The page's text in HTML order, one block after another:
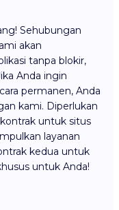
Sehubungan
akan
tanpa blokir,
Anda ingin
permanen, Anda
kami. Diperlukan
untuk situs
layanan
kedua untuk
untuk Anda!